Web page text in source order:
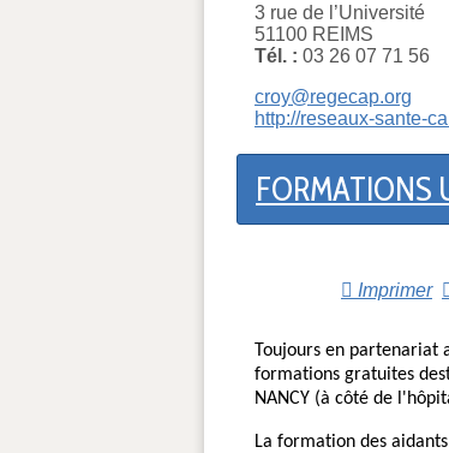
3 rue de l’Université
51100 REIMS
Tél. : 03 26 07 71 56
croy@regecap.org
http://reseaux-sante-
FORMATIONS
Imprimer
Toujours en partenariat
formations gratuites
NANCY (à côté de
La formation des